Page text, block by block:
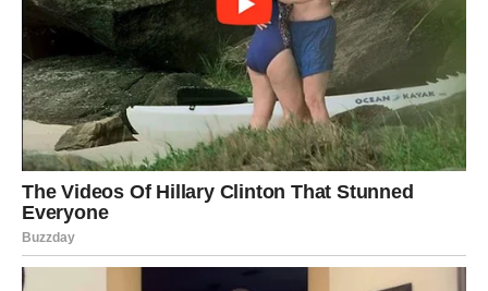
jednostavno osećaj da se sve odjednom slaže.
Najveća promena dolazi kroz srce. Ribe ponovo počinju
da veruju. Ponovo sanjaju. Ponovo osećaju da je život
I upravo tada — sreća dolazi punom snagom.
Za neke Ribe ovo znači novu ljubav. Za druge —
ostvarenje želje koju su davno prestale da očekuju.